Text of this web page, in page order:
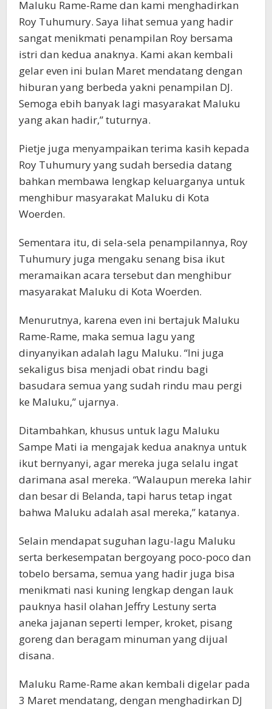
Maluku Rame-Rame dan kami menghadirkan
Roy Tuhumury. Saya lihat semua yang hadir
sangat menikmati penampilan Roy bersama
istri dan kedua anaknya. Kami akan kembali
gelar even ini bulan Maret mendatang dengan
hiburan yang berbeda yakni penampilan DJ.
Semoga ebih banyak lagi masyarakat Maluku
yang akan hadir,” tuturnya.
Pietje juga menyampaikan terima kasih kepada
Roy Tuhumury yang sudah bersedia datang
bahkan membawa lengkap keluarganya untuk
menghibur masyarakat Maluku di Kota
Woerden.
Sementara itu, di sela-sela penampilannya, Roy
Tuhumury juga mengaku senang bisa ikut
meramaikan acara tersebut dan menghibur
masyarakat Maluku di Kota Woerden.
Menurutnya, karena even ini bertajuk Maluku
Rame-Rame, maka semua lagu yang
dinyanyikan adalah lagu Maluku. “Ini juga
sekaligus bisa menjadi obat rindu bagi
basudara semua yang sudah rindu mau pergi
ke Maluku,” ujarnya.
Ditambahkan, khusus untuk lagu Maluku
Sampe Mati ia mengajak kedua anaknya untuk
ikut bernyanyi, agar mereka juga selalu ingat
darimana asal mereka. “Walaupun mereka lahir
dan besar di Belanda, tapi harus tetap ingat
bahwa Maluku adalah asal mereka,” katanya.
Selain mendapat suguhan lagu-lagu Maluku
serta berkesempatan bergoyang poco-poco dan
tobelo bersama, semua yang hadir juga bisa
menikmati nasi kuning lengkap dengan lauk
pauknya hasil olahan Jeffry Lestuny serta
aneka jajanan seperti lemper, kroket, pisang
goreng dan beragam minuman yang dijual
disana.
Maluku Rame-Rame akan kembali digelar pada
3 Maret mendatang, dengan menghadirkan DJ